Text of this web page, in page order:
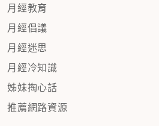
月經教育
月經倡議
月經迷思
月經冷知識
姊妹掏心話
推薦網路資源